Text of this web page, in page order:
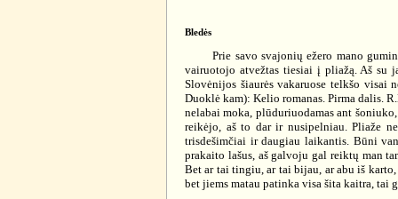
Bledės
Prie savo svajonių ežero mano
vairuotojo atvežtas tiesiai į pliažą. Aš su
Slovėnijos šiaurės vakaruose telkšo visai
Duoklė kam): Kelio romanas. Pirma dalis.
nelabai moka, plūduriuodamas ant
reikėjo, aš to dar ir nusipelniau. Pliaže
trisdešimčiai ir daugiau laikantis. Būni
prakaito lašus, aš galvoju gal reiktų man
Bet ar tai tingiu, ar tai bijau, ar abu iš
bet jiems matau patinka visa šita kaitra,